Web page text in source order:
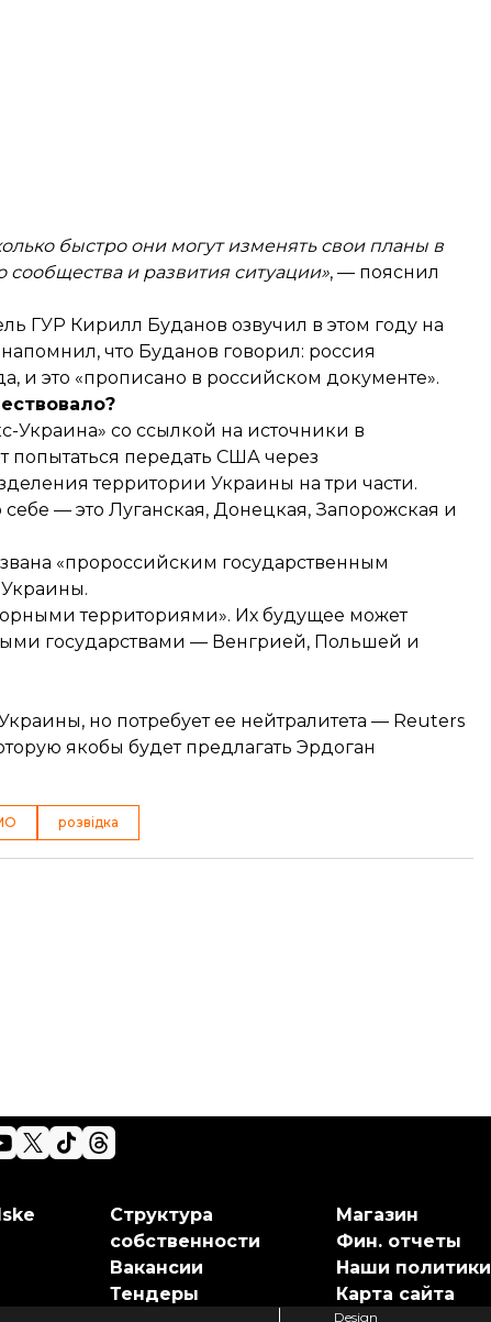
быстро они могут изменять свои планы в
и развития ситуации», — пояснил
ГУР Кирилл Буданов озвучил в этом году на
что Буданов говорил: россия
и это «прописано в российском документе».
Украина» со ссылкой на источники в
попытаться передать США через
территории Украины на три части.
— это Луганская, Донецкая, Запорожская и
«пророссийским государственным
территориями». Их будущее может
государствами — Венгрией, Польшей и
но потребует ее нейтралитета — Reuters
якобы будет предлагать Эрдоган
розвідка
Структура
собственности
Вакансии
Тендеры
Магазин
Фин. отчеты
Наши политики
Карта сайта
Design